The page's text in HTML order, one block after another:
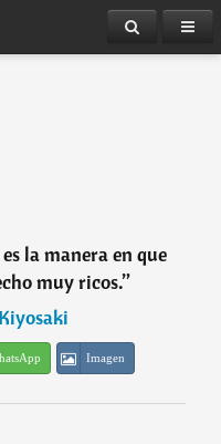
la manera en que
muy ricos.”
Imagen